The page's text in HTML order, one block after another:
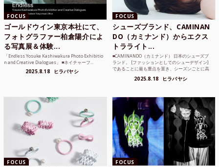
FOCUS
ゴールドウイン東京本社にて、
フォトグラファー柏倉陽介によ
る写真展＆体験...
「Endless Yosuke Kashiwakura Photo Exhibitio
n and Creative Dialogues」 ■ネイチャーフ...
2025.8.18 ヒラバヤシ
FOCUS
シューズブランド、CAMINAN
DO（カミナンド）からエクス
トラライト...
■CAMINANDO（カミナンド） 日本のシューズブ
ランド。 [ファッションとしてのシューデザイン]
であることに最も重点を置き、シーズンごとに高
2025.8.18 ヒラバヤシ
FOCUS FOCUS